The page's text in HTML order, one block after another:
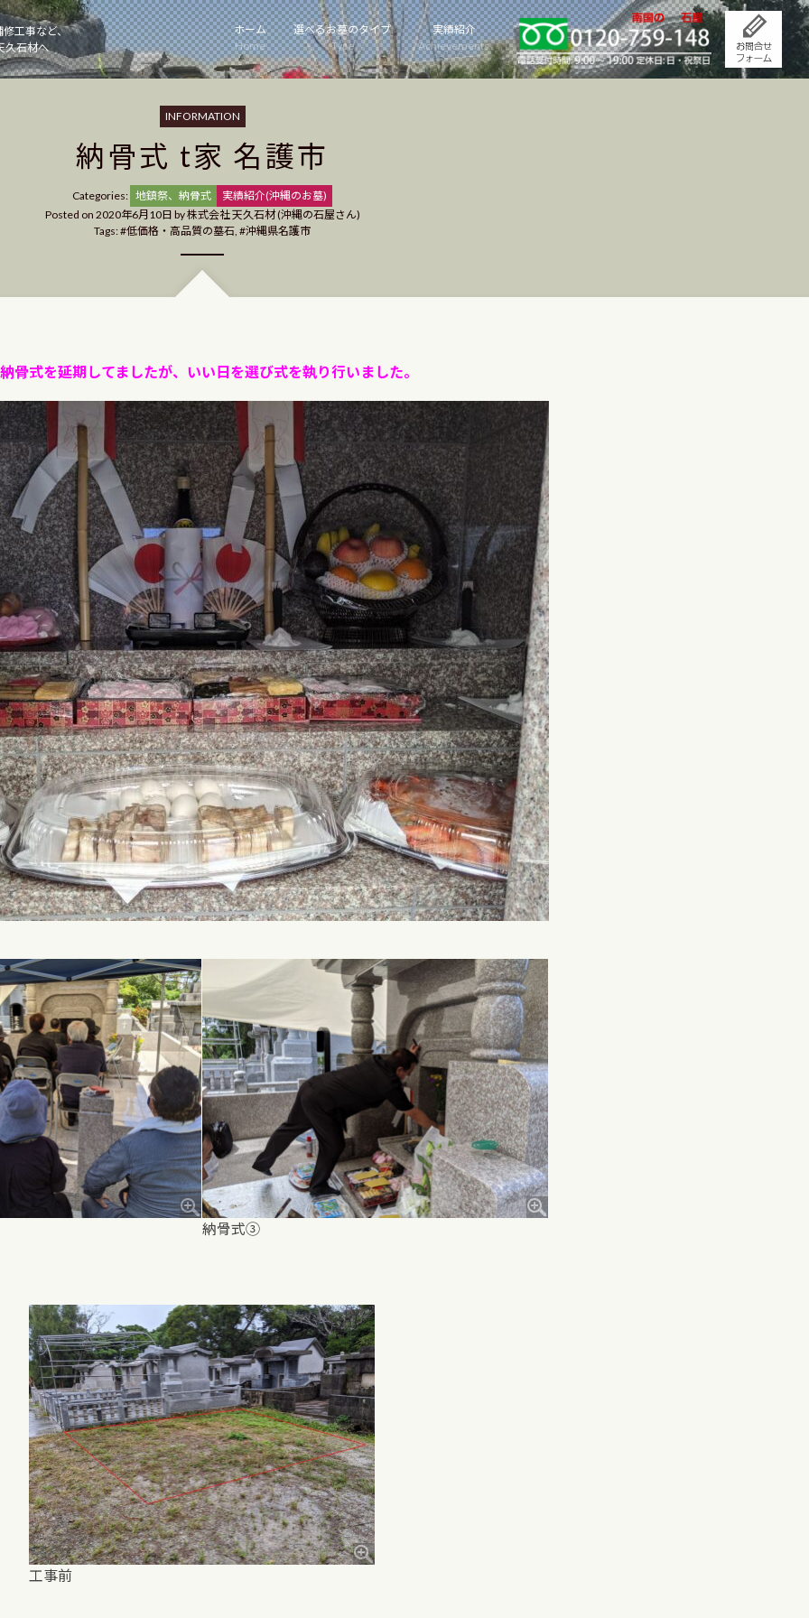
工事など、
久石材へ
ホーム
Home
選べるお墓のタイプ
Type
実績紹介
Achievements
INFORMATION
納骨式 t家 名護市
Categories: Categories
地鎮祭、納骨式
実績紹介(沖縄のお墓)
Posted on 2020年6月10日 by株式会社 天久石材 (沖縄の石屋さん)
Tags: 低価格・高品質の墓石, 沖縄県名護市
骨式を延期してましたが、いい日を選び式を執り行いました。
納骨式③
工事前